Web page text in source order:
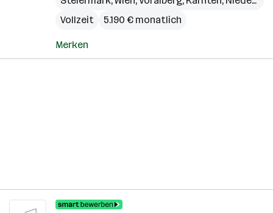
Vollzeit
5.190 € monatlich
Merken